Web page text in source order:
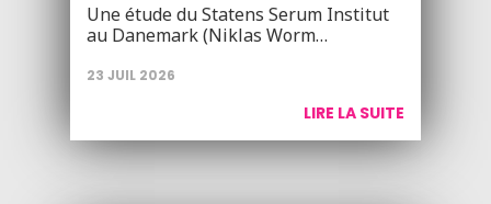
Une étude du Statens Serum Institut
au Danemark (Niklas Worm…
23 JUIL 2026
LIRE LA SUITE